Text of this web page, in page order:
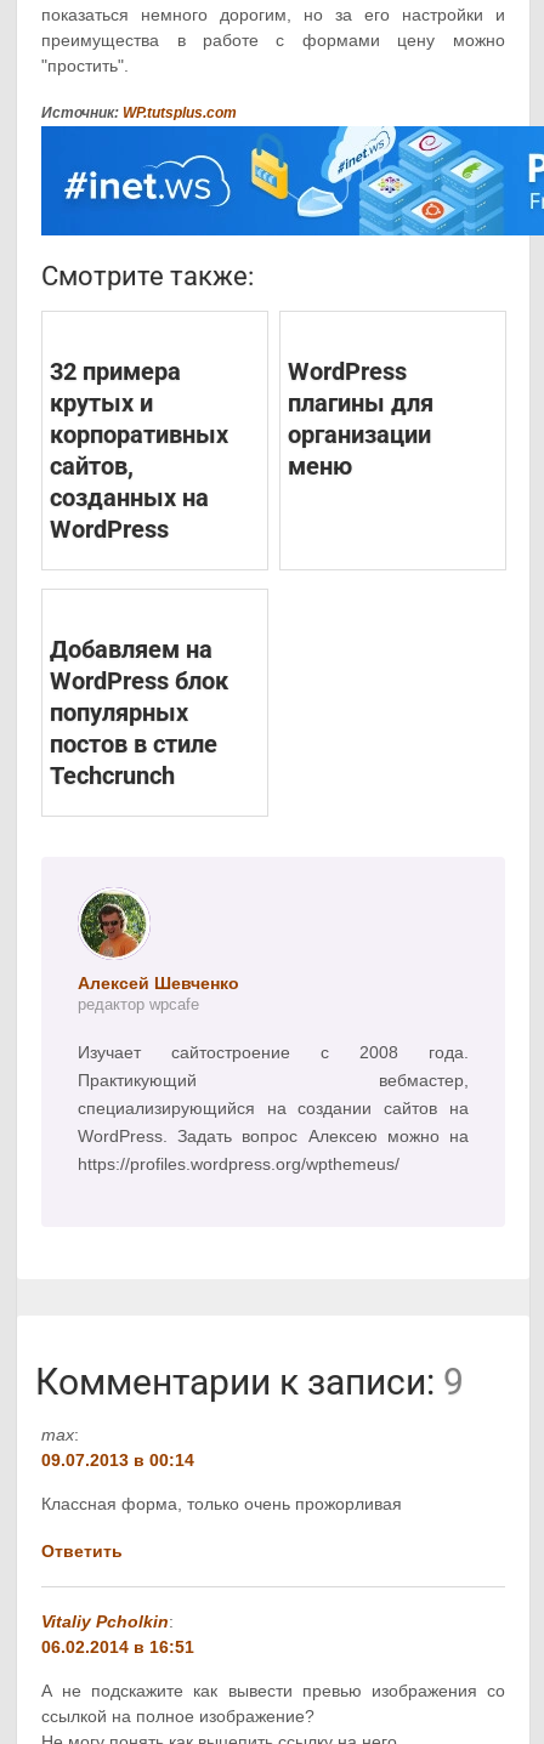
показаться немного дорогим, но за его настройки и
преимущества в работе с формами цену можно
"простить".
Источник:WP.tutsplus.com
Смотрите также:
32 примера
крутых и
корпоративных
сайтов,
созданных на
WordPress
WordPress
плагины для
организации
меню
Добавляем на
WordPress блок
популярных
постов в стиле
Techcrunch
Алексей Шевченко
редактор wpcafe
Изучает сайтостроение с 2008 года.
Практикующий вебмастер,
специализирующийся на создании сайтов на
WordPress. Задать вопрос Алексею можно на
https://profiles.wordpress.org/wpthemeus/
Комментарии к записи: 9
max:
09.07.2013 в 00:14
Классная форма, только очень прожорливая
Ответить
Vitaliy Pcholkin:
06.02.2014 в 16:51
А не подскажите как вывести превью изображения со
ссылкой на полное изображение?